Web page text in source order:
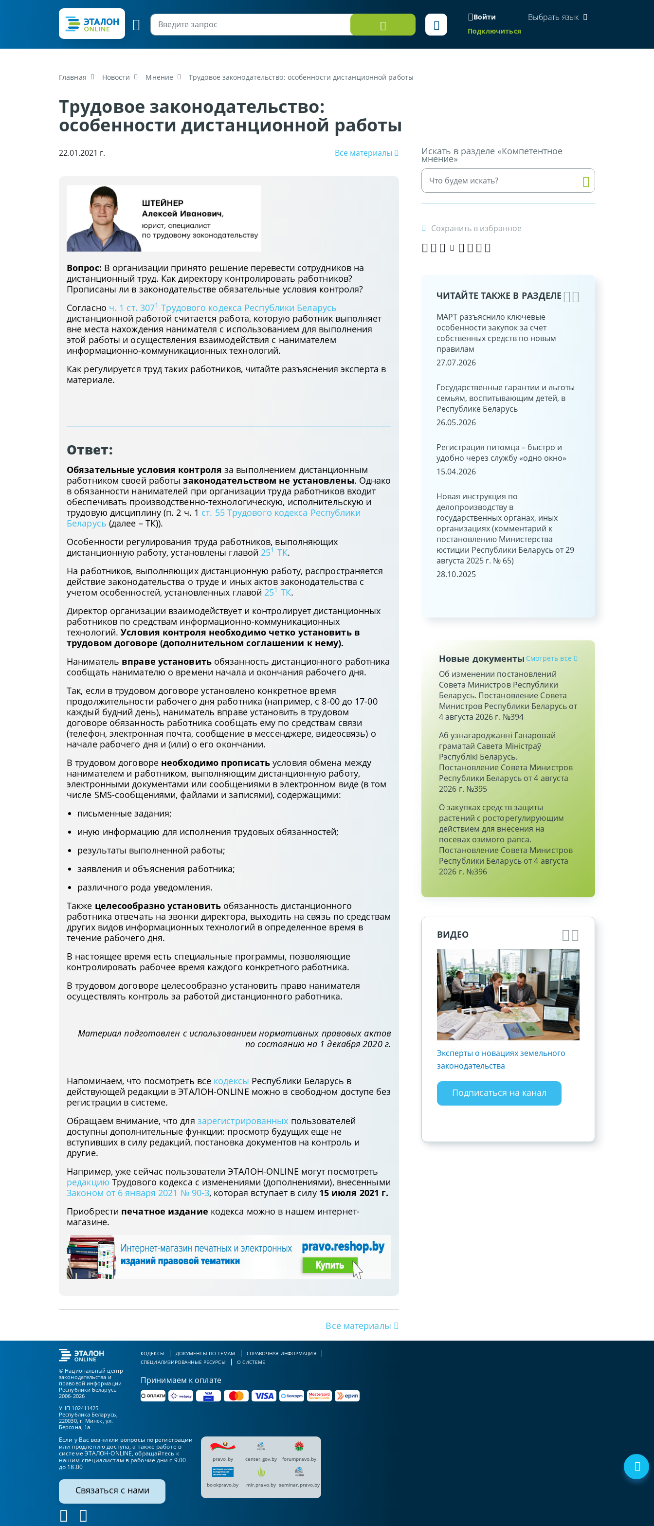
Войти
Подключиться
Выбрать язык
Главная Новости Мнение Трудовое законодательство: особенности дистанционной работы
Трудовое законодательство:
особенности дистанционной работы
22.01.2021 г. Все материалы
Вопрос: В организации принято решение перевести сотрудников на
дистанционный труд. Как директору контролировать работников?
Прописаны ли в законодательстве обязательные условия контроля?
Согласно ч. 1 ст. 3071 Трудового кодекса Республики Беларусь
дистанционной работой считается работа, которую работник выполняет
вне места нахождения нанимателя с использованием для выполнения
этой работы и осуществления взаимодействия с нанимателем
информационно-коммуникационных технологий.
Как регулируется труд таких работников, читайте разъяснения эксперта в
материале.
Ответ:
Обязательные условия контроля за выполнением дистанционным
работником своей работызаконодательством не установлены. Однако
в обязанности нанимателей при организации труда работников входит
обеспечивать производственно-технологическую, исполнительскую и
трудовую дисциплину (п. 2 ч. 1 ст. 55 Трудового кодекса Республики
Беларусь (далее – ТК)).
Особенности регулирования труда работников, выполняющих
дистанционную работу, установлены главой251 ТК.
На работников, выполняющих дистанционную работу, распространяется
действие законодательства о труде и иных актов законодательства с
учетом особенностей, установленных главой251 ТК.
Директор организации взаимодействует и контролирует дистанционных
работников по средствам информационно-коммуникационных
технологий.Условия контроля необходимо четко установить в
трудовом договоре (дополнительном соглашении к нему).
Наниматель вправе установитьобязанность дистанционного работника
сообщать нанимателю о времени начала и окончания рабочего дня.
Так, если в трудовом договоре установлено конкретное время
продолжительности рабочего дня работника (например, с 8-00 до 17-00
каждый будний день), наниматель вправе установить в трудовом
договоре обязанность работника сообщать ему по средствам связи
(телефон, электронная почта, сообщение в мессенджере, видеосвязь) о
начале рабочего дня и (или) о его окончании.
В трудовом договоре необходимо прописатьусловия обмена между
нанимателем и работником, выполняющим дистанционную работу,
электронными документами или сообщениями в электронном виде (в том
числе SMS-сообщениями, файлами и записями), содержащими:
письменные задания;
иную информацию для исполнения трудовых обязанностей;
результаты выполненной работы;
заявления и объяснения работника;
различного рода уведомления.
Также целесообразно установить обязанность дистанционного
работника отвечать на звонки директора, выходить на связь по средствам
других видов информационных технологий в определенное время в
течение рабочего дня.
В настоящее время есть специальные программы, позволяющие
контролировать рабочее время каждого конкретного работника.
В трудовом договоре целесообразно установить право нанимателя
осуществлять контроль за работой дистанционного работника.
Материал подготовлен с использованием нормативных правовых актов
по состоянию на 1 декабря 2020 г.
Напоминаем, что посмотреть все кодексы Республики Беларусь в
действующей редакции в ЭТАЛОН-ONLINE можно в свободном доступе без
регистрации в системе.
Обращаем внимание, что для зарегистрированных пользователей
доступны дополнительные функции: просмотр будущих еще не
вступивших в силу редакций, постановка документов на контроль и
другие.
Например, уже сейчас пользователи ЭТАЛОН-ONLINE могут посмотреть
редакцию Трудового кодекса с изменениями (дополнениями), внесенными
Законом от 6 января 2021 № 90-З, которая вступает в силу 15 июля 2021 г.
Приобрести печатное издание кодекса можно в нашем интернет-
магазине.
Все материалы
Искать в разделе «Компетентное
мнение»
Сохранить в избранное
ЧИТАЙТЕ ТАКЖЕ В РАЗДЕЛЕ
О возможности предоставления
социального налогового вычета по
расходам на оплату обучения детей
Заключение соглашения о
госорганы (организации) в
отношении кандидата на должность
служащего: нюансы оформления и
хранения
02.06.2025
10 ответов на вопросы по
обязательному аудиту годовой
отчетности за 2024 год
15.05.2025
МАРТ разъяснило ключевые
особенности закупок за счет
собственных средств по новым
правилам
27.07.2026
Государственные гарантии и льготы
семьям, воспитывающим детей, в
Республике Беларусь
26.05.2026
Регистрация питомца – быстро и
удобно через службу «одно окно»
15.04.2026
Новая инструкция по
делопроизводству в
государственных органах, иных
организациях (комментарий к
постановлению Министерства
юстиции Республики Беларусь от 29
августа 2025 г. № 65)
28.10.2025
Новые документы Смотреть все
Об изменении постановлений
Совета Министров Республики
Беларусь. Постановление Совета
Министров Республики Беларусь от
4 августа 2026 г. №394
Аб узнагароджаннi Ганаровай
граматай Савета Мiнiстраў
Рэспублiкi Беларусь.
Постановление Совета Министров
Республики Беларусь от 4 августа
2026 г. №395
О закупках средств защиты
растений с росторегулирующим
действием для внесения на
посевах озимого рапса.
Постановление Совета Министров
Республики Беларусь от 4 августа
2026 г. №396
ВИДЕО
Организация пересмотра судебных
порядке в Апелляционном
экономическом суде
Подписаться на канал
Эксперты о новациях земельного
законодательства
Подписаться на канал
© Национальный центр
законодательства и
правовой информации
Республики Беларусь
2006-2026
УНП 102411425
Республика Беларусь,
220030, г. Минск, ул.
Берсона, 1а
КОДЕКСЫ ДОКУМЕНТЫ ПО ТЕМАМ
СПРАВОЧНАЯ ИНФОРМАЦИЯ
СПЕЦИАЛИЗИРОВАННЫЕ РЕСУРСЫ
О СИСТЕМЕ
Принимаем к оплате
Если у Вас возникли вопросы по регистрации
или продлению доступа, а также работе в
системе ЭТАЛОН-ONLINE, обращайтесь к
нашим специалистам в рабочие дни с 9.00
до 18.00
Связаться с нами
pravo.by center.gov.by forumpravo.by
bookpravo.by mir.pravo.by seminar.pravo.by